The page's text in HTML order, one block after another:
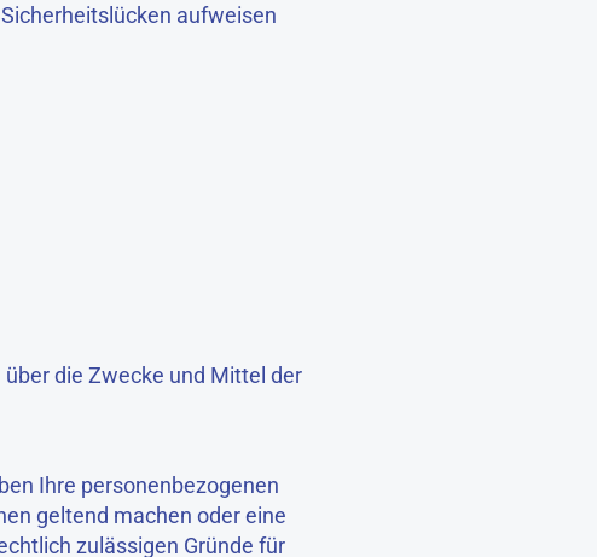
aufweisen
die Zwecke und Mittel der
Ihre personenbezogenen
geltend machen oder eine
zulässigen Gründe für